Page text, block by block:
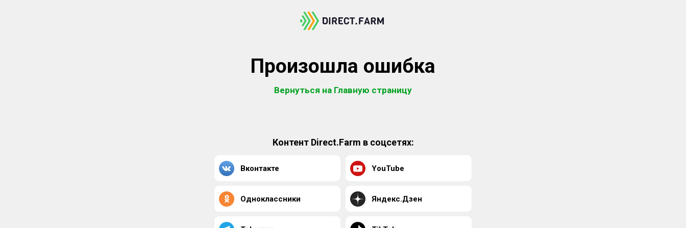
Произошла ошибка
Вернуться на Главную страницу
Контент Direct.Farm в соцсетях:
Вконтакте YouTube
Одноклассники Яндекс.Дзен